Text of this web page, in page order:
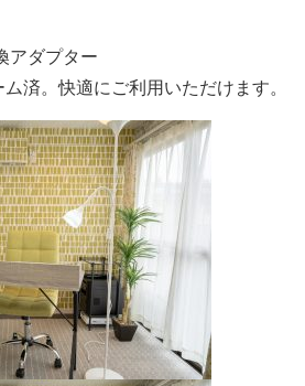
アダプター
済。快適にご利用いただけます。